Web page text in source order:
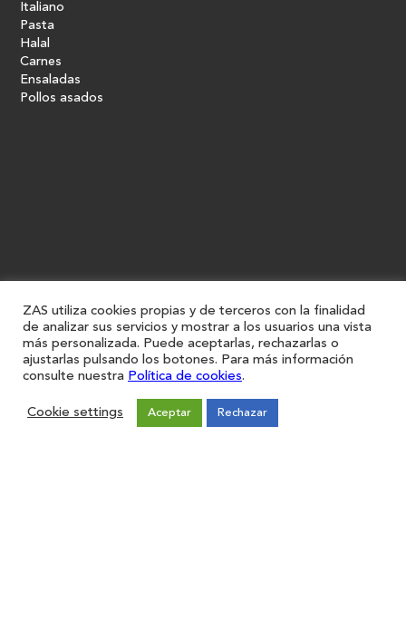
Italiano
Pasta
Halal
Carnes
Ensaladas
Pollos asados
ZAS utiliza cookies propias y de terceros con la finalidad
de analizar sus servicios y mostrar a los usuarios una vista
más personalizada. Puede aceptarlas, rechazarlas o
ajustarlas pulsando los botones. Para más información
consulte nuestra Política de cookies.
Cookie settings Aceptar Rechazar